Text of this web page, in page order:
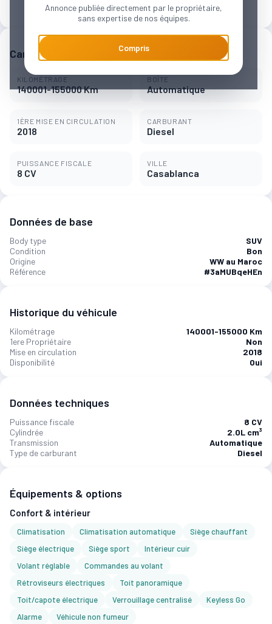
Annonce publiée directement par le propriétaire,
sans expertise de nos équipes.
Compris
3 896 MAD / mois
Caractéristiques principales
KILOMÉTRAGE
140001-155000 Km
BOÎTE
Automatique
1ÈRE MISE EN CIRCULATION
2018
CARBURANT
Diesel
PUISSANCE FISCALE
8 CV
VILLE
Casablanca
Données de base
Body type
SUV
Condition
Bon
Origine
WW au Maroc
Référence
#3aMUBqeHEn
Historique du véhicule
Kilométrage
140001-155000 Km
1ere Propriétaire
Non
Mise en circulation
2018
Disponibilité
Oui
Données techniques
Puissance fiscale
8 CV
Cylindrée
2.0L cm³
Transmission
Automatique
Type de carburant
Diesel
Équipements & options
Confort & intérieur
Climatisation Climatisation automatique
Siège chauffant
Siège électrique
Siège sport
Intérieur cuir
Volant réglable
Commandes au volant
Rétroviseurs électriques
Toit panoramique
Toit/capote électrique
Verrouillage centralisé
Keyless Go
Alarme
Véhicule non fumeur